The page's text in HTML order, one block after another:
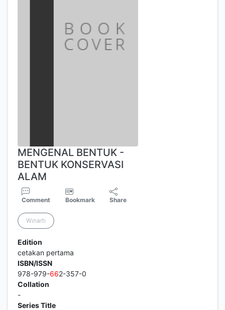
MENGENAL BENTUK -
BENTUK KONSERVASI
ALAM
Comment Bookmark Share
Winarti
Edition
cetakan pertama
ISBN/ISSN
978-979-662-357-0
Collation
-
Series Title